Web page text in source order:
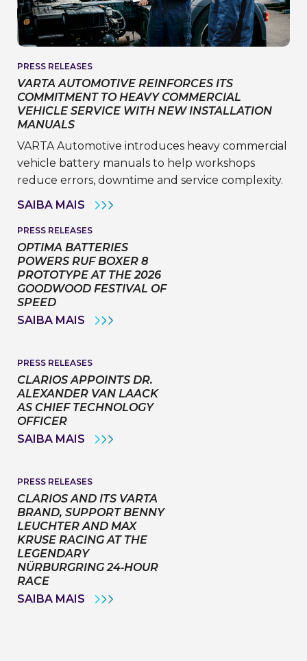
PRESS RELEASES
VARTA AUTOMOTIVE REINFORCES ITS
COMMITMENT TO HEAVY COMMERCIAL
VEHICLE SERVICE WITH NEW INSTALLATION
MANUALS
VARTA Automotive introduces heavy commercial
vehicle battery manuals to help workshops
reduce errors, downtime and service complexity.
SAIBA MAIS VARTA
REINFORCES
ITS
COMMITMENT
TO
HEAVY
COMMERCIAL
VEHICLE
WITH
NEW
PRESS RELEASES
OPTIMA BATTERIES
POWERS RUF BOXER 8
PROTOTYPE AT THE 2026
GOODWOOD FESTIVAL OF
SPEED
SAIBA MAIS OPTIMA
BOXER
8
PROTOTYPE
AT
THE
FESTIVAL
PRESS RELEASES
CLARIOS APPOINTS DR.
ALEXANDER VAN LAACK
AS CHIEF TECHNOLOGY
OFFICER
SAIBA MAIS CLARIOS
VAN
LAACK
AS
CHIEF
TECHNOLOGY
OFFICER
PRESS RELEASES
CLARIOS AND ITS VARTA
BRAND, SUPPORT BENNY
LEUCHTER AND MAX
KRUSE RACING AT THE
LEGENDARY
NÜRBURGRING 24‑HOUR
RACE
SAIBA MAIS CLARIOS